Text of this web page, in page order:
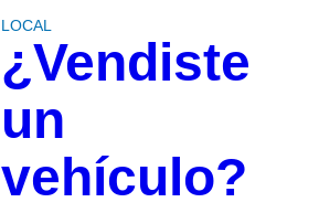
LOCAL
¿Vendiste
un
vehículo?